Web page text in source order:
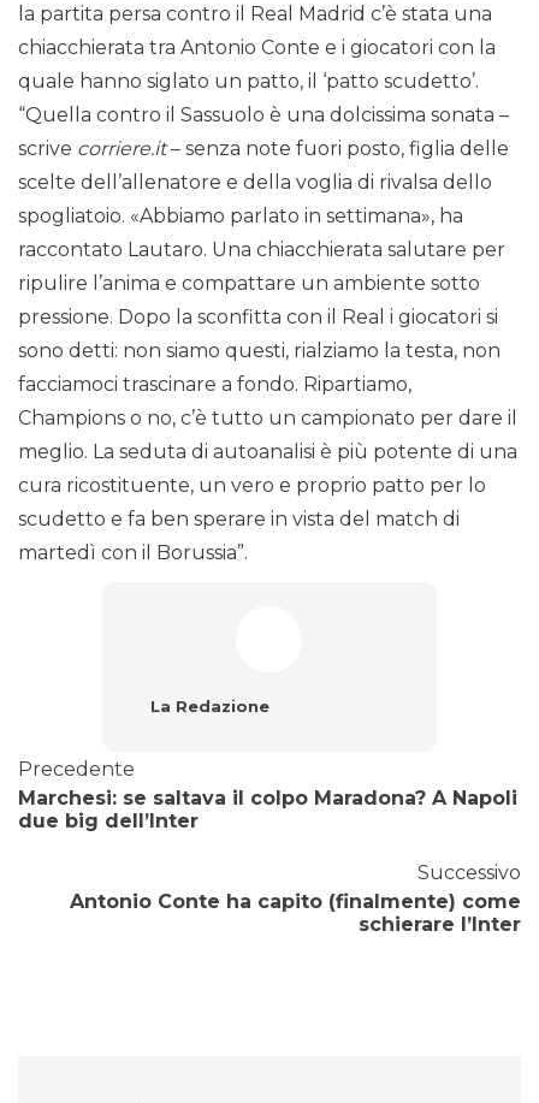
la partita persa contro il Real Madrid c’è stata una
chiacchierata tra Antonio Conte e i giocatori con la
quale hanno siglato un patto, il ‘patto scudetto’.
“Quella contro il Sassuolo è una dolcissima sonata –
scrive corriere.it– senza note fuori posto, figlia delle
scelte dell’allenatore e della voglia di rivalsa dello
spogliatoio. «Abbiamo parlato in settimana», ha
raccontato Lautaro. Una chiacchierata salutare per
ripulire l’anima e compattare un ambiente sotto
pressione. Dopo la sconfitta con il Real i giocatori si
sono detti: non siamo questi, rialziamo la testa, non
facciamoci trascinare a fondo. Ripartiamo,
Champions o no, c’è tutto un campionato per dare il
meglio. La seduta di autoanalisi è più potente di una
cura ricostituente, un vero e proprio patto per lo
scudetto e fa ben sperare in vista del match di
martedì con il Borussia”.
La Redazione
Precedente
Marchesi: se saltava il colpo Maradona? A Napoli
due big dell’Inter
Successivo
Antonio Conte ha capito (finalmente) come
schierare l’Inter